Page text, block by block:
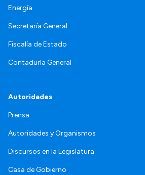
Energía
Secretaría General
Fiscalía de Estado
Contaduría General
Autoridades
Prensa
Autoridades y Organismos
Discursos en la Legislatura
Casa de Gobierno